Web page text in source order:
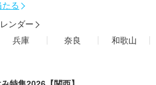
たる
ンダー
兵庫 奈良
和歌山